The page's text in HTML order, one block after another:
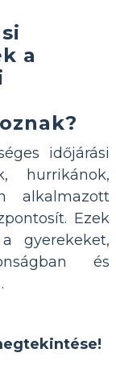
a
időjárási
hurrikánok,
alkalmazott
Ezek
gyerekeket,
és